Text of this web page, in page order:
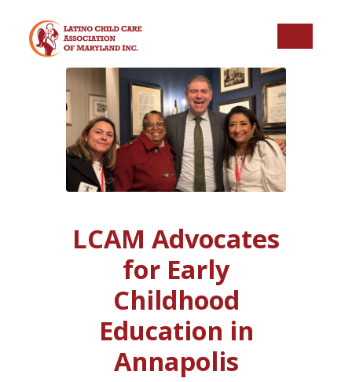
LCAM Advocates
for Early
Childhood
Education in
Annapolis